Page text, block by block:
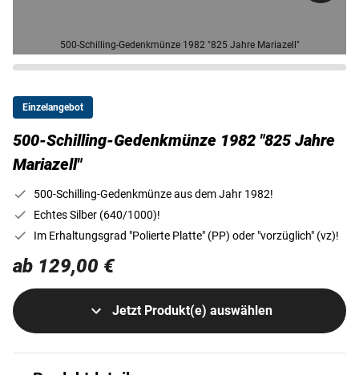
500-Schilling-Gedenkmünze 1982 "825 Jahre Mariazell"
Einzelangebot
500-Schilling-Gedenkmünze 1982 "825 Jahre
Mariazell"
500-Schilling-Gedenkmünze aus dem Jahr 1982!
Echtes Silber (640/1000)!
Im Erhaltungsgrad "Polierte Platte" (PP) oder "vorzüglich" (vz)!
ab 129,00 €
Jetzt Produkt(e) auswählen